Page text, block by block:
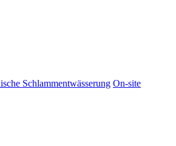
Schlammentwässerung On-site